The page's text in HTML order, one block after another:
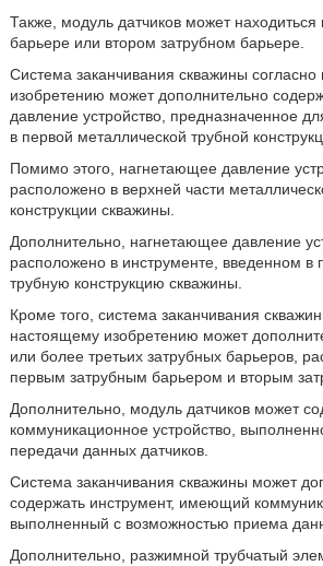
Также, модуль датчиков может
барьере или втором затрубном барьере.
Система заканчивания скважины
изобретению может дополнительно
давление устройство, предназначенное
в первой металлической трубной
Помимо этого, нагнетающее давление
расположено в верхней части
конструкции скважины.
Дополнительно, нагнетающее давление
расположено в инструменте, введенном в
трубную конструкцию скважины.
Кроме того, система заканчивания
настоящему изобретению может
или более третьих затрубных барьеров,
первым затрубным барьером и вторым
Дополнительно, модуль датчиков может
коммуникационное устройство,
передачи данных датчиков.
Система заканчивания скважины может
содержать инструмент, имеющий
выполненный с возможностью приема
Дополнительно, разжимной трубчатый